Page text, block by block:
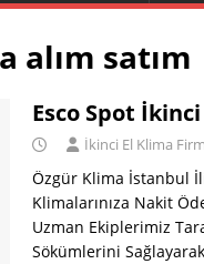
alım satım
Esco Spot
İkinci El Klima
Özgür Klima İstanbul
Klimalarınıza Nakit
Uzman Ekiplerimiz
Sökümlerini